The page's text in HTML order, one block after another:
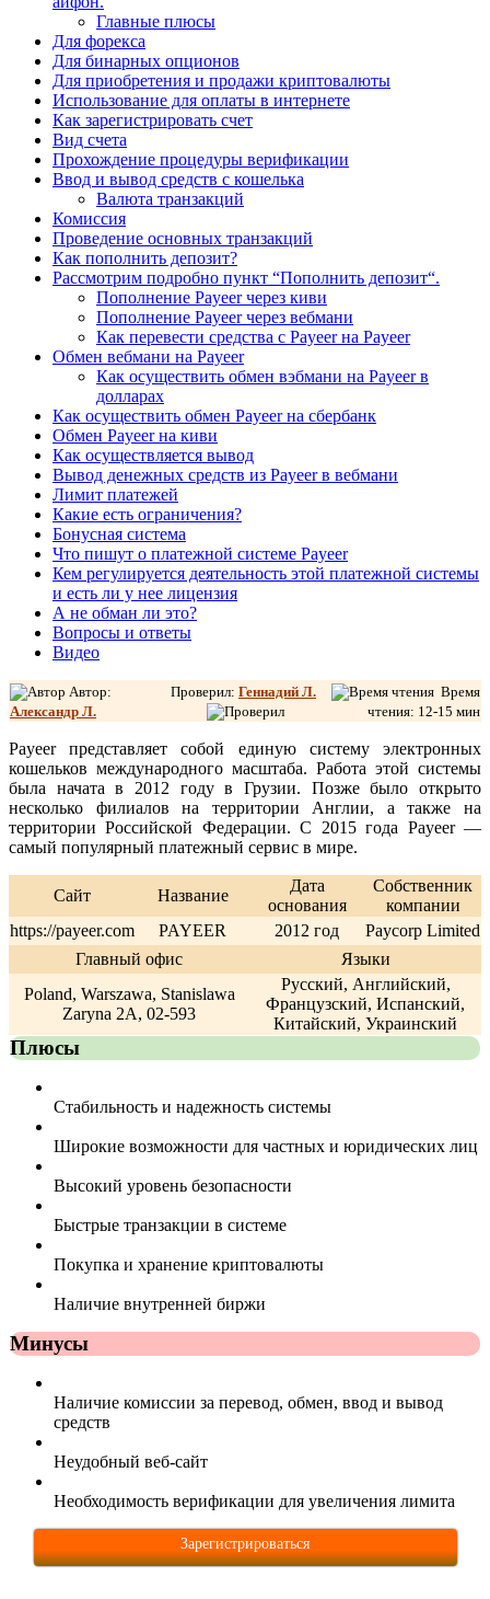
Главные плюсы
Для форекса
Для бинарных опционов
Для приобретения и продажи криптовалюты
Использование для оплаты в интернете
Как зарегистрировать счет
Вид счета
Прохождение процедуры верификации
Ввод и вывод средств с кошелька
Валюта транзакций
Комиссия
Проведение основных транзакций
Как пополнить депозит?
Рассмотрим подробно пункт “Пополнить депозит“.
Пополнение Payeer через киви
Пополнение Payeer через вебмани
Как перевести средства с Payeer на Payeer
Обмен вебмани на Payeer
Как осуществить обмен вэбмани на Payeer в
долларах
Как осуществить обмен Payeer на сбербанк
Обмен Payeer на киви
Как осуществляется вывод
Вывод денежных средств из Payeer в вебмани
Лимит платежей
Какие есть ограничения?
Бонусная система
Что пишут о платежной системе Payeer
Кем регулируется деятельность этой платежной системы
и есть ли у нее лицензия
А не обман ли это?
Вопросы и ответы
Видео
Автор:
Александр Л.
Проверил: Геннадий Л.
Время
чтения: 12-15 мин
Payeer представляет собой единую систему электронных
кошельков международного масштаба. Работа этой системы
была начата в 2012 году в Грузии. Позже было открыто
несколько филиалов на территории Англии, а также на
территории Российской Федерации. С 2015 года Payeer —
самый популярный платежный сервис в мире.
Сайт Название
Дата
основания
Собственник
компании
https://payeer.com
PAYEER 2012 год
Paycorp Limited
Главный офис
Языки
Poland, Warszawa, Stanislawa
Zaryna 2A, 02-593
Русский, Английский,
Французский, Испанский,
Китайский, Украинский
Плюсы
Стабильность и надежность системы
Широкие возможности для частных и юридических лиц
Высокий уровень безопасности
Быстрые транзакции в системе
Покупка и хранение криптовалюты
Наличие внутренней биржи
Минусы
Наличие комиссии за перевод, обмен, ввод и вывод
средств
Неудобный веб-сайт
Необходимость верификации для увеличения лимита
Зарегистрироваться